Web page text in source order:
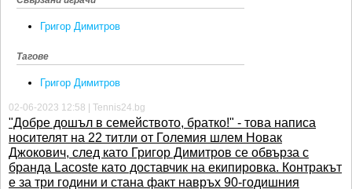
Григор Димитров
Тагове
Григор Димитров
02-06-2023 12:58 | Tennis24.bg
"Добре дошъл в семейството, братко!" - това написа
носителят на 22 титли от Големия шлем Новак
Джокович, след като Григор Димитров се обвърза с
бранда Lacoste като доставчик на екипировка. Контракът
е за три години и стана факт навръх 90-годишния